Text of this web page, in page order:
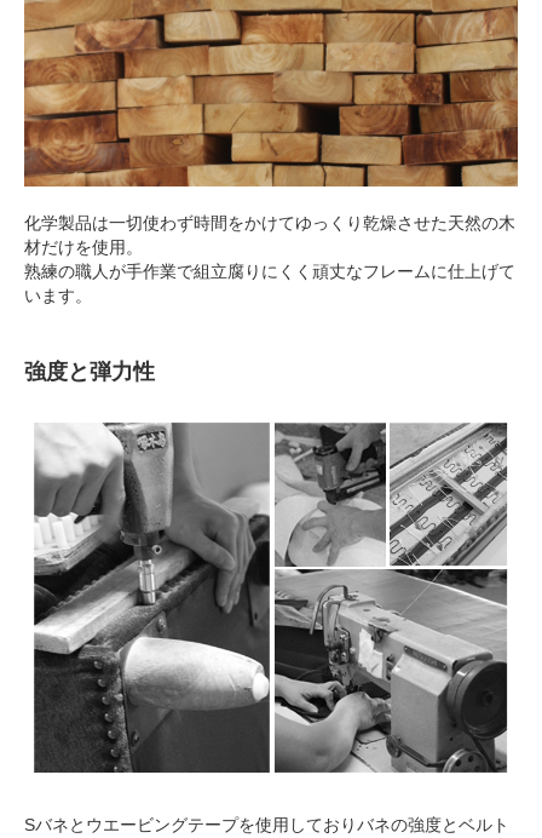
化学製品は一切使わず時間をかけてゆっくり乾燥させた天然の木
材だけを使用。
熟練の職人が手作業で組立腐りにくく頑丈なフレームに仕上げて
います。
強度と弾力性
Sバネとウエービングテープを使用しておりバネの強度とベルト